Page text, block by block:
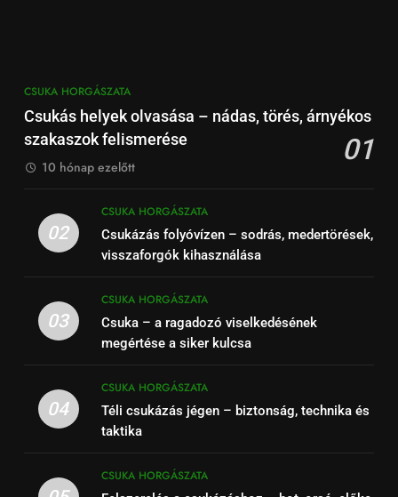
CSUKA HORGÁSZATA
Csukás helyek olvasása – nádas, törés, árnyékos
szakaszok felismerése
01
10 hónap ezelőtt
02
CSUKA HORGÁSZATA
Csukázás folyóvízen – sodrás, medertörések,
visszaforgók kihasználása
03
CSUKA HORGÁSZATA
Csuka – a ragadozó viselkedésének
megértése a siker kulcsa
04
CSUKA HORGÁSZATA
Téli csukázás jégen – biztonság, technika és
taktika
CSUKA HORGÁSZATA